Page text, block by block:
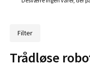
Filter
Trådløse